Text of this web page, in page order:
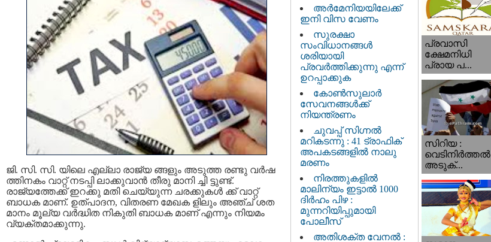
ജി. സി. സി. യിലെ എല്ലാ രാജ്യ ങ്ങളും അടുത്ത രണ്ടു വര്‍ഷ
ത്തിനകം വാറ്റ് നടപ്പി ലാക്കുവാന്‍ തീരു മാനി ച്ചി ട്ടുണ്ട്.
രാജ്യത്തേക്ക് ഇറക്കു മതി ചെയ്യുന്ന ചരക്കുകള്‍ ക്ക് വാറ്റ്
ബാധക മാണ്. ഉത്പാദന, വിതരണ മേഖക ളിലും അഞ്ച് ശത
മാനം മൂല്യ വര്‍ദ്ധിത നികുതി ബാധക മാണ് എന്നും നിയമം
വ്യക്തമാക്കുന്നു.
അർമേനിയയിലേക്ക്
ഇനി വിസ വേണം
സുരക്ഷാ
സംവിധാനങ്ങൾ
ശരിയായി
പ്രവർത്തിക്കുന്നു എന്ന്
ഉറപ്പാക്കുക
കോൺസുലാർ
സേവനങ്ങൾക്ക്
നിയന്ത്രണം
ചുവപ്പ് സിഗ്നൽ
മറികടന്നു : 41 ട്രാഫിക്
അപകടങ്ങളിൽ നാലു
മരണം
നിരത്തുകളിൽ
മാലിന്യം ഇട്ടാൽ 1000
ദിർഹം പിഴ :
മുന്നറിയിപ്പുമായി
പോലീസ്
അതിശക്ത വേനൽ :
പ്രവാസി
ക്ഷേമനിധി
പ്രായ പ...
സിറിയ :
വെടിനിർത്തൽ
അടുക്...